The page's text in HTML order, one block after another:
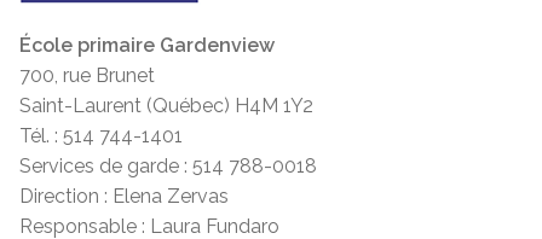
École primaire Gardenview
700, rue Brunet
Saint-Laurent (Québec) H4M 1Y2
Tél. : 514 744-1401
Services de garde : 514 788-0018
Direction : Elena Zervas
Responsable : Laura Fundaro